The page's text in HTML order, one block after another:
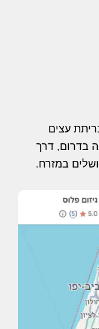
עצים
בדרום, דרך
במזרח.